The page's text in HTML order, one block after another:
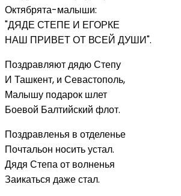
Октябрята-малыши:
"ДЯДЕ СТЕПЕ И ЕГОРКЕ
НАШ ПРИВЕТ ОТ ВСЕЙ ДУШИ".
Поздравляют дядю Степу
И Ташкент, и Севастополь,
Малышу подарок шлет
Боевой Балтийский флот.
Поздравленья в отделенье
Почтальон носить устал.
Дядя Степа от волненья
Заикаться даже стал.